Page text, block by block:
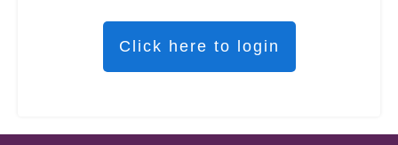
Click here to login